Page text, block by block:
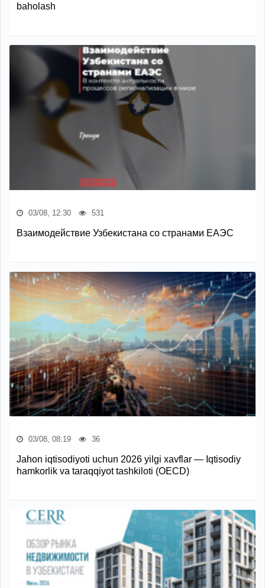
baholash
03/08, 12:30 531
Взаимодействие Узбекистана со странами ЕАЭС
03/08, 08:19 36
Jahon iqtisodiyoti uchun 2026 yilgi xavflar — Iqtisodiy
hamkorlik va taraqqiyot tashkiloti (OECD)